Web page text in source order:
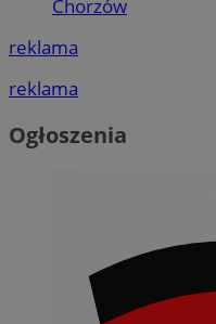
Chorzów
reklama
reklama
Ogłoszenia